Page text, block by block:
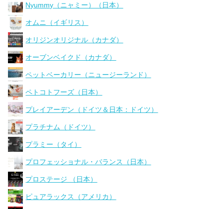
Nyummy（ニャミー）（日本）
オムニ（イギリス）
オリジンオリジナル（カナダ）
オーブンベイクド（カナダ）
ペットベーカリー（ニュージーランド）
ペトコトフーズ（日本）
プレイアーデン（ドイツ＆日本：ドイツ）
プラチナム（ドイツ）
プラミー（タイ）
プロフェッショナル・バランス（日本）
プロステージ （日本）
ピュアラックス（アメリカ）